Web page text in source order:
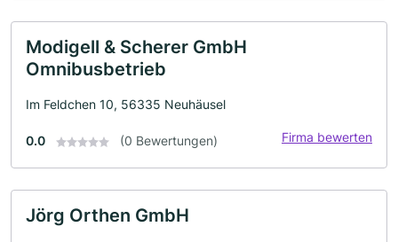
Modigell & Scherer GmbH
Omnibusbetrieb
Im Feldchen 10, 56335 Neuhäusel
0.0 (0 Bewertungen) Firma bewerten
Jörg Orthen GmbH